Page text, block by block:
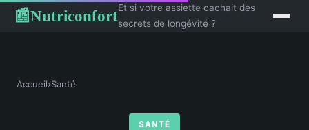
📰NutriconfortEt si votre assiette cachait des
secrets de longévité ?
Accueil›Santé
SANTÉ